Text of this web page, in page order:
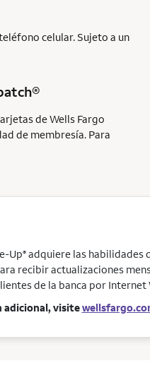
celular. Sujeto a un
de Wells Fargo
de membresía. Para
Up®adquiere las habilidades
recibir actualizaciones
de la banca por Internet
adicional, visite